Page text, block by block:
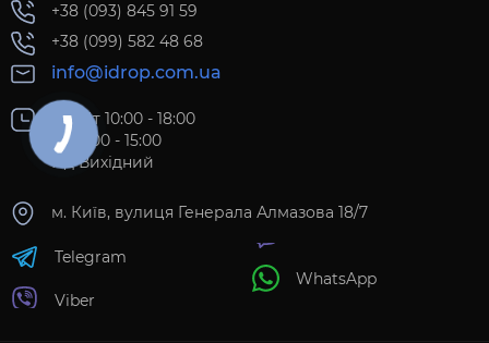
+38 (093) 845 91 59
+38 (099) 582 48 68
info@idrop.com.ua
Пн-Пт 10:00 - 18:00
Сб 11:00 - 15:00
Нд Вихідний
м. Київ, вулиця Генерала Алмазова 18/7
Telegram
Viber
WhatsApp